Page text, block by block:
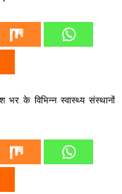
के विभिन्न स्वास्थ्य संस्थानों